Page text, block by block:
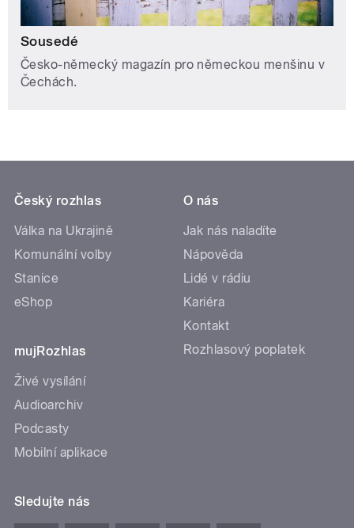
Sousedé
Česko-německý magazín pro německou menšinu v
Čechách.
Český rozhlas
Válka na Ukrajině
Komunální volby
Stanice
eShop
mujRozhlas
Živé vysílání
Audioarchiv
Podcasty
Mobilní aplikace
O nás
Jak nás naladíte
Nápověda
Lidé v rádiu
Kariéra
Kontakt
Rozhlasový poplatek
Sledujte nás